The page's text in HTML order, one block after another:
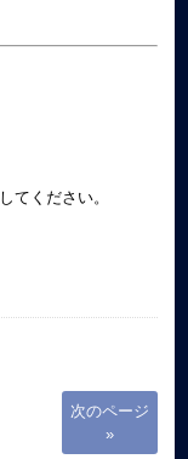
てください。
次のページ
»